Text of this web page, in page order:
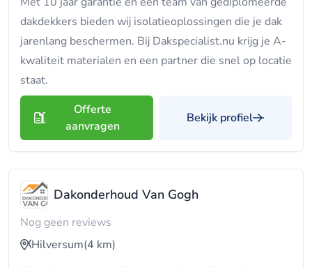
dakdekkers bieden wij isolatieoplossingen die je dak
jarenlang beschermen. Bij Dakspecialist.nu krijg je A-
kwaliteit materialen en een partner die snel op locatie
staat.
Offerte
aanvragen
Bekijk profiel
Dakonderhoud Van Gogh
Nog geen reviews
Hilversum(4 km)